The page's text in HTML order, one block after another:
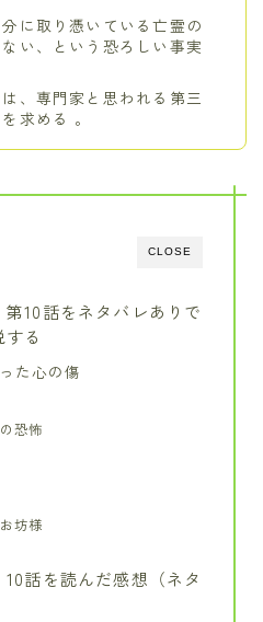
に取り憑いている亡霊の
い、という恐ろしい事実
、専門家と思われる第三
求める 。
CLOSE
第10話をネタバレありで
る
た心の傷
恐怖
坊様
10話を読んだ感想（ネタ